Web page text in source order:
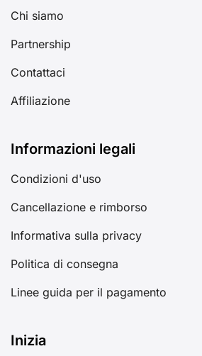
Chi siamo
Partnership
Contattaci
Affiliazione
Informazioni legali
Condizioni d'uso
Cancellazione e rimborso
Informativa sulla privacy
Politica di consegna
Linee guida per il pagamento
Inizia